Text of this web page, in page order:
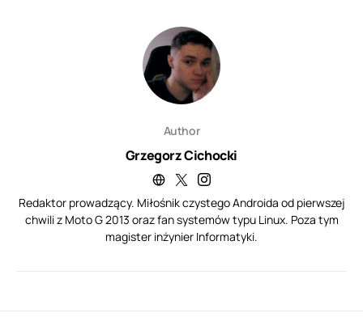
Author
Grzegorz Cichocki
Redaktor prowadzący. Miłośnik czystego Androida od pierwszej
chwili z Moto G 2013 oraz fan systemów typu Linux. Poza tym
magister inżynier Informatyki.